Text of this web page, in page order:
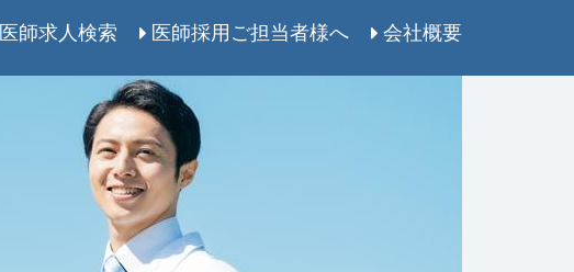
医師求人検索 医師採用ご担当者様へ 会社概要